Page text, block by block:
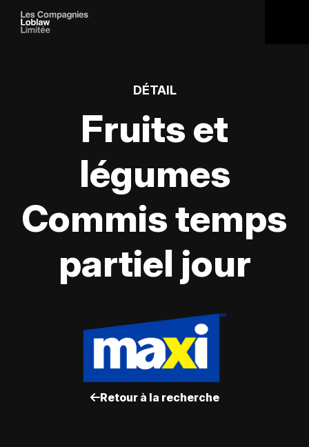
DÉTAIL
Fruits et
légumes
Commis temps
partiel jour
Retour à la recherche